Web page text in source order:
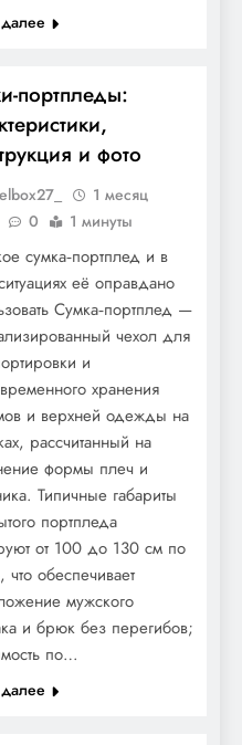
далее
портпледы:
и фото
1 месяц
0 1 минуты
сумка‑портплед и в
её оправдано
Сумка‑портплед —
чехол для
и
хранения
и верхней одежды на
рассчитанный на
формы плеч и
Типичные габариты
портпледа
от 100 до 130 см по
обеспечивает
мужского
и брюк без перегибов;
по…
далее